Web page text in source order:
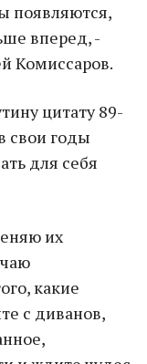
появляются,
вперед, -
Комиссаров.
цитату 89-
свои годы
для себя
их
какие
с диванов,